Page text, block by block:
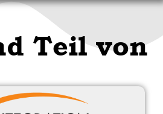
Teil von